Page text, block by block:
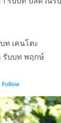
ท เคนโตะ
รับบท พฤกษ์